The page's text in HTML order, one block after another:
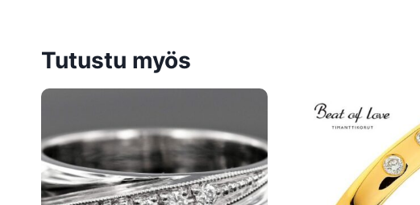
Tutustu myös